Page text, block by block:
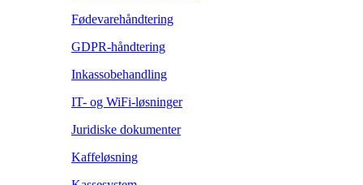
Fødevarehåndtering
GDPR-håndtering
Inkassobehandling
IT- og WiFi-løsninger
Juridiske dokumenter
Kaffeløsning